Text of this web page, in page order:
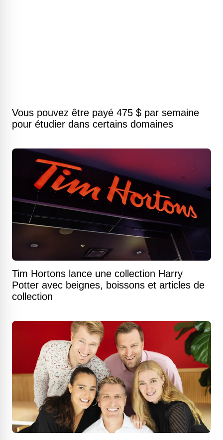
Vous pouvez être payé 475 $ par semaine
pour étudier dans certains domaines
Tim Hortons lance une collection Harry
Potter avec beignes, boissons et articles de
collection